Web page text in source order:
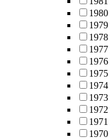
1980
1979
1978
1977
1976
1975
1974
1973
1972
1971
1970